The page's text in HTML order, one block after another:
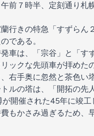
前７時半、定刻通り札
行きの特急「すずらん
である。
車は、「宗谷」と「す
ックな先頭車が拝めた
右手奥に忽然と茶色い
ルの塔は、「開拓の
開催された45年に竣工
もかさみ過ぎるため、